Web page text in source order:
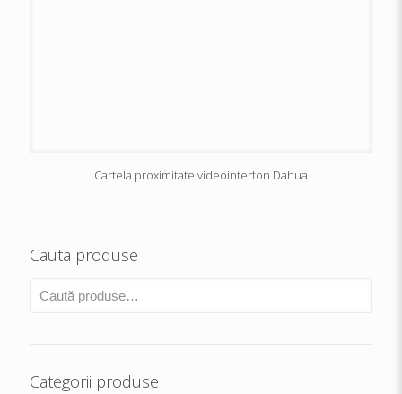
Cartela proximitate videointerfon Dahua
Cauta produse
Categorii produse